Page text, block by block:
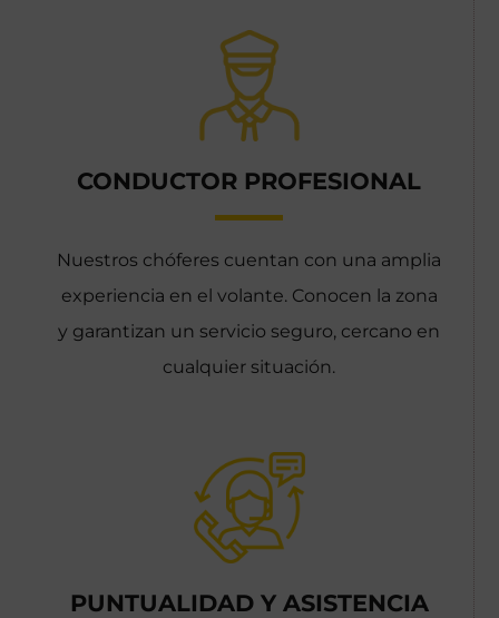
CONDUCTOR PROFESIONAL
Nuestros chóferes cuentan con una amplia
experiencia en el volante. Conocen la zona
y garantizan un servicio seguro, cercano en
cualquier situación.
PUNTUALIDAD Y ASISTENCIA